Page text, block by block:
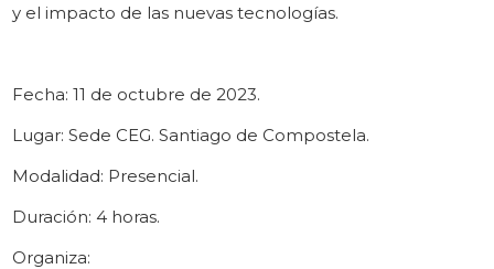
y el impacto de las nuevas tecnologías.
Fecha: 11 de octubre de 2023.
Lugar: Sede CEG. Santiago de Compostela.
Modalidad: Presencial.
Duración: 4 horas.
Organiza: